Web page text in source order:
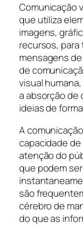
Comunicação
que utiliza
imagens,
recursos,
mensagens
de
visual
a absorção de
ideias de
A
capacidade
atenção do
que podem
são
cérebro de
do que as